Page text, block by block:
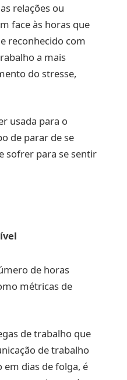
relações ou
face às horas que
reconhecido com
a mais
do stresse,
usada para o
de parar de se
sofrer para se sentir
de horas
métricas de
de trabalho que
de trabalho
dias de folga, é